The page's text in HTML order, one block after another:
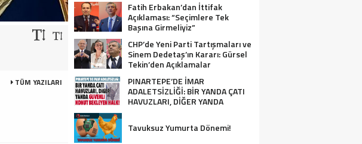
TÜM YAZILARI
Fatih Erbakan’dan İttifak
Açıklaması: “Seçimlere Tek
Başına Girmeliyiz”
CHP’de Yeni Parti Tartışmaları ve
Sinem Dedetaş’ın Kararı: Gürsel
Tekin’den Açıklamalar
PINARTEPE’DE İMAR
ADALETSİZLİĞİ: BİR YANDA ÇATI
HAVUZLARI, DİĞER YANDA
Tavuksuz Yumurta Dönemi!